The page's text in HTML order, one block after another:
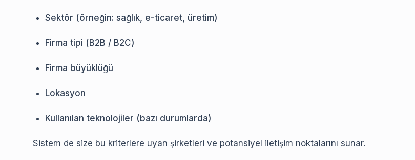
Sektör (örneğin: sağlık, e-ticaret, üretim)
Firma tipi (B2B / B2C)
Firma büyüklüğü
Lokasyon
Kullanılan teknolojiler (bazı durumlarda)
Sistem de size bu kriterlere uyan şirketleri ve potansiyel iletişim noktalarını sunar.